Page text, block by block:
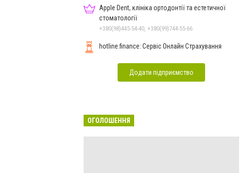
Apple Dent, клініка ортодонтії та естетичної
стоматології
+380(98)445-54-40, +380(99)744-55-66
hotline.finance: Сервіс Онлайн Страхування
Додати підприємство
ОГОЛОШЕННЯ